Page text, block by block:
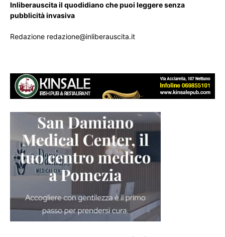
Inliberauscita il quodidiano che puoi leggere senza
pubblicità invasiva
Redazione redazione@inliberauscita.it